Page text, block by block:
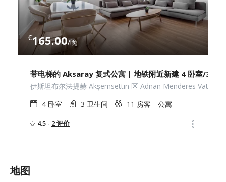
€165.00/晚
带电梯的 Aksaray 复式公寓 | 地铁附近新建 4 卧室/3 浴
伊斯坦布尔法提赫 Akşemsettin 区 Adnan Menderes Vatan
4 卧室 3 卫生间 11 房客 公寓
4.5 - 2 评价
地图